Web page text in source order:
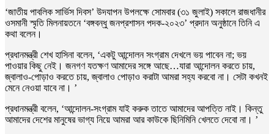
‘জাতীয় পাবলিক সার্ভিস দিবস’ উদযাপন উপলক্ষে সোমবার (৩১ জুলাই) সকালে রাজধানীর
ওসমানী স্মৃতি মিলনায়তনে ‘বঙ্গবন্ধু জনপ্রশাসন পদক-২০২৩’ প্রদান অনুষ্ঠানে তিনি এ
কথা বলেন।
প্রধানমন্ত্রী শেখ হাসিনা বলেন, ‘একটু আন্দোলন সংগ্রাম দেখলে ভয় পাবেন না; ভয়
পাওয়ার কিছু নেই। জনগণ যতক্ষণ আমাদের সঙ্গে আছে…যারা আন্দোলন করতে চায়,
জ্বালাও-পোড়াও করতে চায়, জ্বালাও পোড়াও করাটা আমরা সহ্য করবো না। সেটা কখনই
মেনে নেওয়া যাবে না। ’
প্রধানমন্ত্রী বলেন, ‘আন্দোলন-সংগ্রাম যাই করুক তাতে আমাদের আপত্তি নাই। কিন্তু
আমাদের দেশের মানুষের ভাগ্য নিয়ে আমরা আর কাউকে ছিনিমিনি খেলতে দেবো না। ’